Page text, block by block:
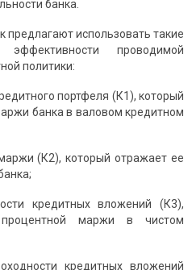
банка.
предлагают использовать такие
проводимой
политики:
портфеля (К1), который
банка в валовом кредитном
(К2), который отражает ее
кредитных вложений (К3),
маржи в чистом
кредитных вложений